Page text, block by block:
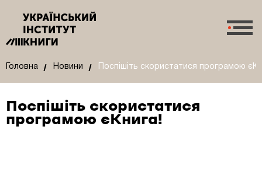
Головна Новини Поспішіть скористатися програмою
Поспішіть скористатися
програмою єКнига!